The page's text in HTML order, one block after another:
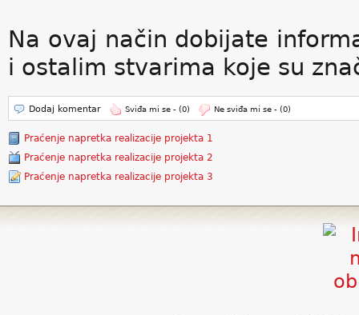
Na ovaj način dobijate
i ostalim stvarima koje su
Dodaj komentar Sviđa mi se - (0) Ne sviđa mi se - (0)
Praćenje napretka realizacije projekta 1
Praćenje napretka realizacije projekta 2
Praćenje napretka realizacije projekta 3